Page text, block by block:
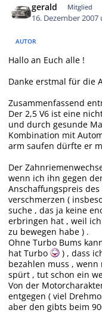
gerald Mitglied
16. Dezember 2007
AUTOR
Hallo an Euch alle !
Danke erstmal für die
Zusammenfassend
Der 2,5 V6 ist eine
und durch gesunde
Kombination mit
arm saufen dürfte er
Der
wenn ich ihn gegen
Anschaffungspreis
verschmerzen (
suche , das ja keine
erbringen hat , weil
zu bewegen habe ) .
Ohne Turbo Bums
hat Turbo
) , dass
bezahlen muss ,
spürt , tut schon ein
Von der
entgegen ( viel
aber den gibts beim